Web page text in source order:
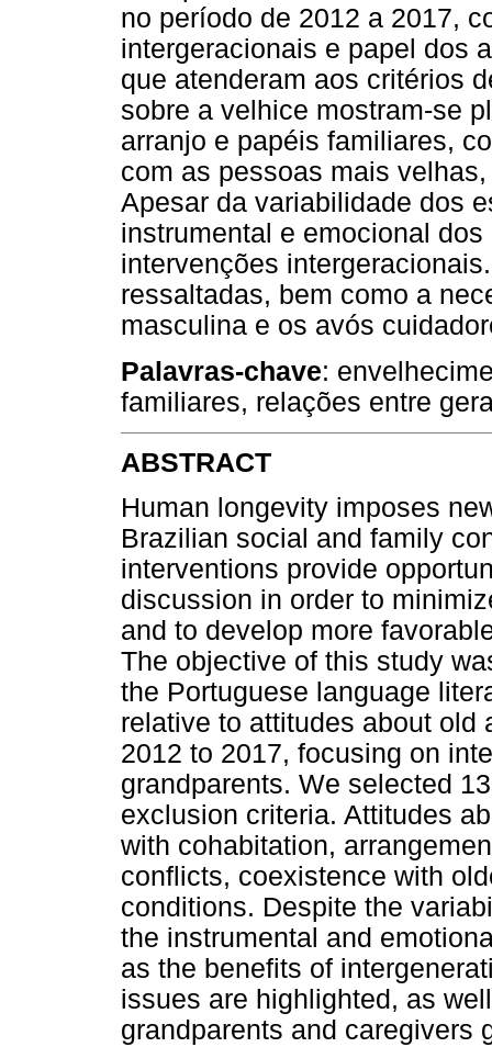
no período de 2012 a 2017,
intergeracionais e papel dos
que atenderam aos critérios
sobre a velhice mostram-se
arranjo e papéis familiares,
com as pessoas mais
Apesar da variabilidade dos
instrumental e emocional
intervenções
ressaltadas, bem como a
masculina e os avós
Palavras-chave:
familiares, relações entre
ABSTRACT
Human longevity imposes
Brazilian social and family
interventions provide
discussion in order to
and to develop more
The objective of this study
the Portuguese language
relative to attitudes about old
2012 to 2017, focusing on
grandparents. We selected
exclusion criteria. Attitudes
with cohabitation,
conflicts, coexistence with
conditions. Despite the
the instrumental and
as the benefits of
issues are highlighted, as
grandparents and caregivers